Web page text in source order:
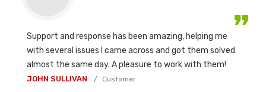
Support and response has been amazing, helping me
with several issues I came across and got them solved
almost the same day. A pleasure to work with them!
JOHN SULLIVAN Customer